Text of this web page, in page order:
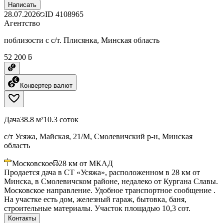
Написать
28.07.2026 ID 4108965
Агентство
поблизости с с/т. Плисянка, Минская область
52 200 ƃ
Конвертер валют
Дача38.8 м²10.3 соток
с/т Усяжа, Майская, 21/М, Смолевичский р-н, Минская
область
Московское 28 км от МКАД
Продается дача в СТ «Усяжа», расположенном в 28 км от
Минска, в Смолевичском районе, недалеко от Кургана Славы.
Московское направление. Удобное транспортное сообщение .
На участке есть дом, железный гараж, бытовка, баня,
строительные материалы. Участок площадью 10,3 сот.
Контакты